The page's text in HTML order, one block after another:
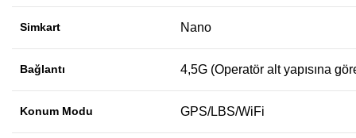
Simkart Nano
Bağlantı 4,5G (Operatör alt yapısına
Konum Modu GPS/LBS/WiFi